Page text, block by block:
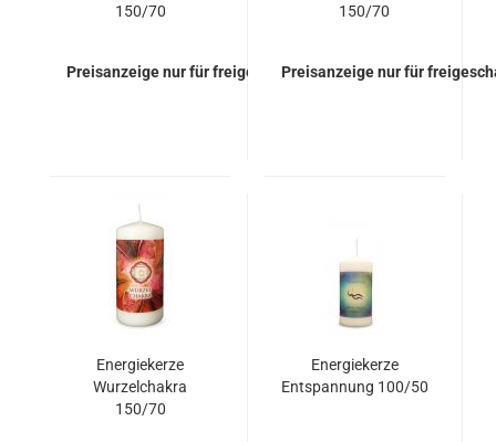
150/70
Preisanzeige nur für freigeschaltete Kunden
150/70
Preisanzeige nur für
Energiekerze
Wurzelchakra
150/70
Energiekerze
Entspannung 100/50